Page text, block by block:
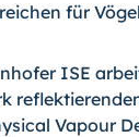
für
ISE
Vapour